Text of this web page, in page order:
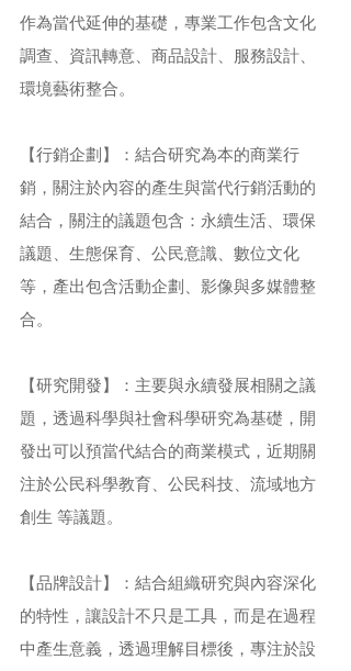
作為當代延伸的基礎，專業工作包含文化
調查、資訊轉意、商品設計、服務設計、
環境藝術整合。
【行銷企劃】：結合研究為本的商業行
銷，關注於內容的產生與當代行銷活動的
結合，關注的議題包含：永續生活、環保
議題、生態保育、公民意識、數位文化
等，產出包含活動企劃、影像與多媒體整
合。
【研究開發】：主要與永續發展相關之議
題，透過科學與社會科學研究為基礎，開
發出可以預當代結合的商業模式，近期關
注於公民科學教育、公民科技、流域地方
創生 等議題。
【品牌設計】：結合組織研究與內容深化
的特性，讓設計不只是工具，而是在過程
中產生意義，透過理解目標後，專注於設